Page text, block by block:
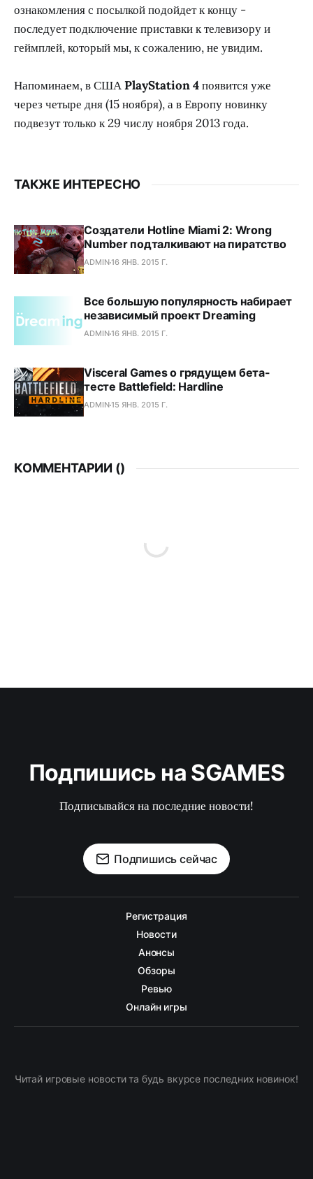
ознакомления с посылкой подойдет к концу -
последует подключение приставки к телевизору и
геймплей, который мы, к сожалению, не увидим.
Напоминаем, в СШАPlayStation 4появится уже
через четыре дня (15 ноября), а в Европу новинку
подвезут только к 29 числу ноября 2013 года.
ТАКЖЕ ИНТЕРЕСНО
Создатели Hotline Miami 2: Wrong
Number подталкивают на пиратство
ADMIN16 ЯНВ. 2015 Г.
Все большую популярность набирает
независимый проект Dreaming
ADMIN16 ЯНВ. 2015 Г.
Visceral Games о грядущем бета-
тесте Battlefield: Hardline
ADMIN15 ЯНВ. 2015 Г.
КОММЕНТАРИИ ()
Подпишись на SGAMES
Подписывайся на последние новости!
Подпишись сейчас
Регистрация
Новости
Анонсы
Обзоры
Ревью
Онлайн игры
Читай игровые новости та будь вкурсе последних новинок!